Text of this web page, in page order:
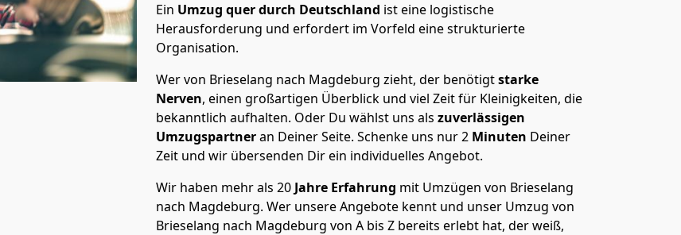
Ein Umzug quer durch Deutschland ist eine logistische
Herausforderung und erfordert im Vorfeld eine strukturierte
Organisation.
Wer von Brieselang nach Magdeburg zieht, der benötigtstarke
Nerven, einen großartigen Überblick und viel Zeit für Kleinigkeiten, die
bekanntlich aufhalten. Oder Du wählst uns als zuverlässigen
Umzugspartneran Deiner Seite. Schenke uns nur2 Minuten Deiner
Zeit und wir übersenden Dir ein individuelles Angebot.
Wir haben mehr als 20 Jahre Erfahrung mit Umzügen von Brieselang
nach Magdeburg. Wer unsere Angebote kennt und unser Umzug von
Brieselang nach Magdeburg von A bis Z bereits erlebt hat, der weiß,